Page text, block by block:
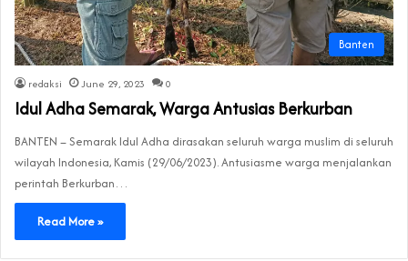
Banten
redaksi June 29, 2023 0
Idul Adha Semarak, Warga Antusias Berkurban
BANTEN – Semarak Idul Adha dirasakan seluruh warga muslim di seluruh
wilayah Indonesia, Kamis (29/06/2023). Antusiasme warga menjalankan
perintah Berkurban…
Read More »